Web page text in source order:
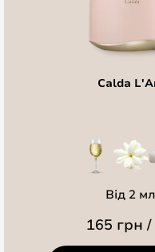
Calda
Від 2 мл
165 грн